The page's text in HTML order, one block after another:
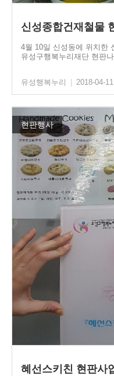
신성종합건재철물
4월 10일 신성동에 위치한
유성구행복누리재단 현판
유성행복누리 2018-04-11
현판행사
혜선스키친 현판사